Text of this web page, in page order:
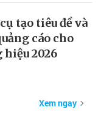
tạo tiêu đề và
cáo cho
2026
Xem ngay